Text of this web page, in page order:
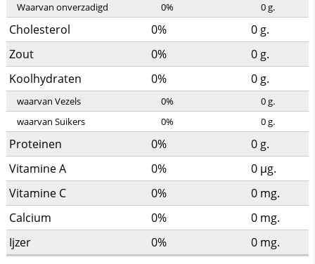
Waarvan onverzadigd
0% 0g.
Cholesterol 0% 0 g.
Zout
0% 0 g.
Koolhydraten
0% 0 g.
waarvan Vezels 0% 0g.
waarvan Suikers
0% 0g.
Proteinen 0% 0 g.
Vitamine A
0% 0 µg.
Vitamine C
0% 0 mg.
Calcium
0% 0 mg.
Ijzer
0% 0 mg.